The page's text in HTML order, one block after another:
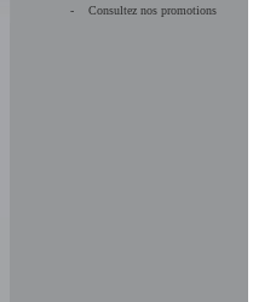
- Consultez nos promotions